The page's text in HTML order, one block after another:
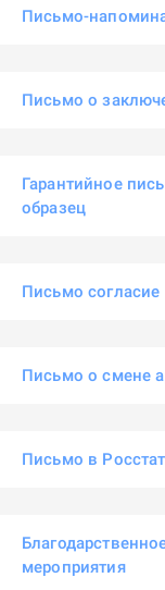
Письмо-
Письмо о
Гарантийное
образец
Письмо согласие
Письмо о смене
Письмо в Росстат
мероприятия